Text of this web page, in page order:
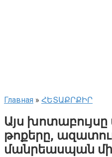
Главная » ՀԵՏԱՔՐՔԻՐ
Այս խոտաբույսը
թոքերը,
մանրեասպան